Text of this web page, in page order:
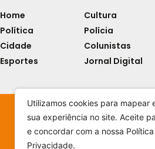
Utilizamos cookies para mapear
sua experiência no site. Aceite
e concordar com a nossa
Privacidade.
Home
Política
Cidade
Esportes
Cultura
Polícia
Colunistas
Jornal Digital